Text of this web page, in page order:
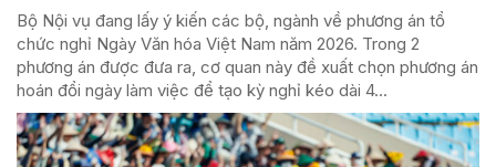
Bộ Nội vụ đang lấy ý kiến các bộ, ngành về phương án tổ
chức nghỉ Ngày Văn hóa Việt Nam năm 2026. Trong 2
phương án được đưa ra, cơ quan này đề xuất chọn phương án
hoán đổi ngày làm việc để tạo kỳ nghỉ kéo dài 4...